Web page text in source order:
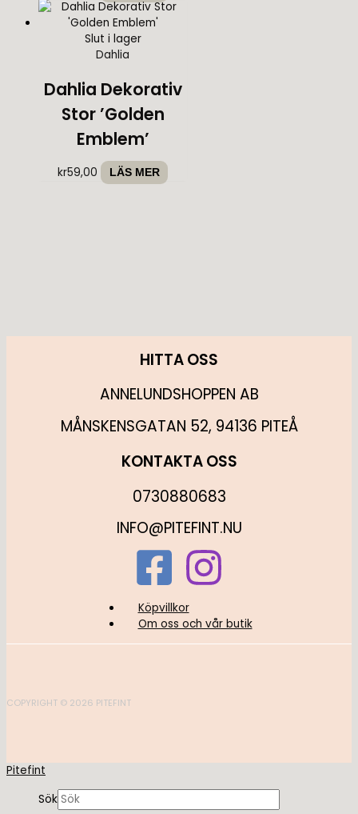
Slut i lager
Dahlia
Dahlia Dekorativ
Stor ’Golden
Emblem’
kr59,00 LÄS MER
HITTA OSS
ANNELUNDSHOPPEN AB
MÅNSKENSGATAN 52, 94136 PITEÅ
KONTAKTA OSS
0730880683
INFO@PITEFINT.NU
Köpvillkor
Om oss och vår butik
COPYRIGHT © 2026 PITEFINT
Pitefint
Sök